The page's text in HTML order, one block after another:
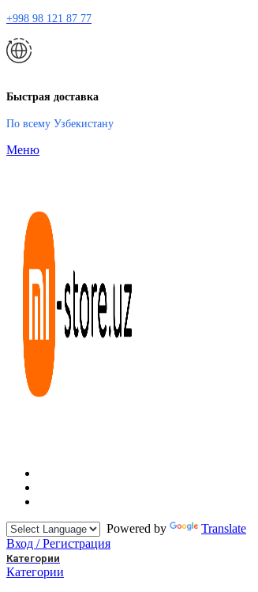
+998 98 121 87 77
Быстрая доставка
По всему Узбекистану
Меню
Powered by
Translate
Вход / Регистрация
Категории
Категории